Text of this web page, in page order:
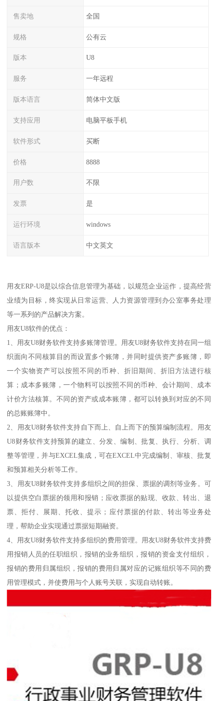
售卖地 全国
规格 公有云
版本 U8
服务 一年远程
版本语言 简体中文版
支持应用 电脑平板手机
软件形式 买断
价格 8888
用户数 不限
发票 是
运行环境 windows
语言版本 中文英文
用友ERP-U8是以综合信息管理为基础，以规范企业运作，提高经营
业绩为目标，终实现从日常运营、人力资源管理到办公室事务处理
等一系列的产品解决方案。
用友U8软件的优点：
1、用友U8财务软件支持多账簿管理。用友U8财务软件支持在同一组
织面向不同核算目的而设置多个账簿，并同时提供资产多账簿，即
一个实物资产可以按照不同的币种、折旧期间、折旧方法进行核
算；成本多账簿，一个物料可以按照不同的币种、会计期间、成本
计价方法核算。不同的资产或成本账簿，都可以转换到对应的不同
的总账账簿中。
2、用友U8财务软件支持自下而上、自上而下的预算编制流程。用友
U8财务软件支持预算的建立、分发、编制、批复、执行、分析、调
整等管理，并与EXCEL集成，可在EXCEL中完成编制、审核、批复
和预算相关分析等工作。
3、用友U8财务软件支持多组织之间的担保、票据的调剂等业务。可
以提供空白票据的领用和报销；应收票据的贴现、收款、转出、退
票、拒付、展期、托收、提示；应付票据的付款、转出等业务处
理，帮助企业实现通过票据短期融资。
4、用友U8财务软件支持多组织的费用管理。用友U8财务软件支持费
用报销人员的任职组织，报销的业务组织，报销的资金支付组织，
报销的费用归属组织，报销的费用归属对应的记账组织等不同的费
用管理模式，并使费用与个人账号关联，实现自动转账。